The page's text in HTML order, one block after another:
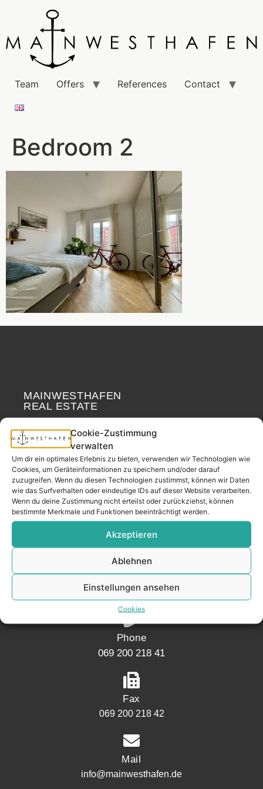
Cookie-Zustimmung
verwalten
Um dir ein optimales Erlebnis zu bieten, verwenden wir Technologien wie
Cookies, um Geräteinformationen zu speichern und/oder darauf
zuzugreifen. Wenn du diesen Technologien zustimmst, können wir Daten
wie das Surfverhalten oder eindeutige IDs auf dieser Website verarbeiten.
Wenn du deine Zustimmung nicht erteilst oder zurückziehst, können
bestimmte Merkmale und Funktionen beeinträchtigt werden.
Akzeptieren
Ablehnen
Einstellungen ansehen
Cookies
Team Offers References Contact
Bedroom 2
MAINWESTHAFEN
REAL ESTATE
Your neighborhood
real estate partner.
– since 2017.
CONTACT
Address
Mainwesthafen Immobilien
Speicherstraße 5
60327 Frankfurt
Phone
069 200 218 41
Fax
069 200 218 42
Mail
info@mainwesthafen.de